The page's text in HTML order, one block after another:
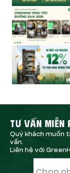
TƯ VẤN MIỄN
Quý khách muốn
vấn.
Liên hệ với